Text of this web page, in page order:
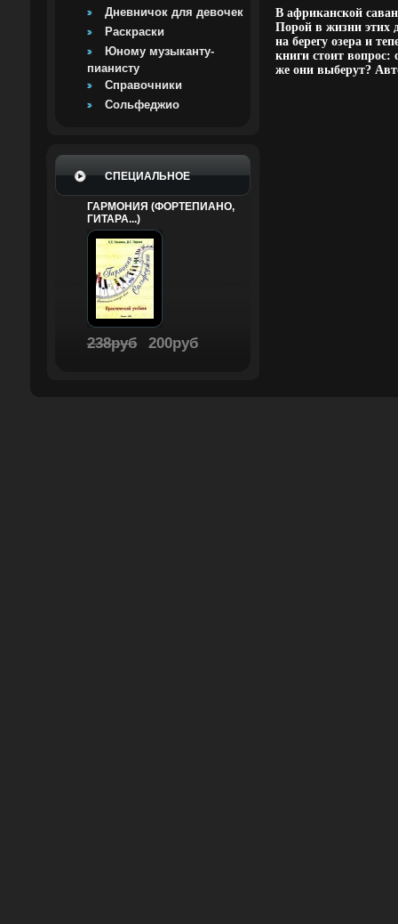
Дневничок для девочек
Раскраски
Юному музыканту-
пианисту
Справочники
Сольфеджио
СПЕЦИАЛЬНОЕ
ГАРМОНИЯ (ФОРТЕПИАНО,
ГИТАРА...)
238руб 200руб
В африканской
Порой в жизни этих
на берегу озера и
книги стоит вопрос:
же они выберут?